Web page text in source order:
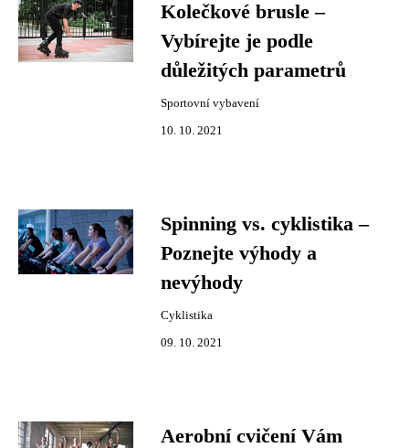
Kolečkové brusle –
Vybírejte je podle
důležitých parametrů
Sportovní vybavení
10. 10. 2021
Spinning vs. cyklistika –
Poznejte výhody a
nevýhody
Cyklistika
09. 10. 2021
Aerobní cvičení Vám